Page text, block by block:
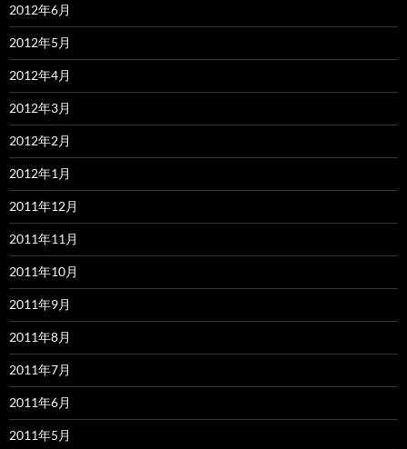
2012年6月
2012年5月
2012年4月
2012年3月
2012年2月
2012年1月
2011年12月
2011年11月
2011年10月
2011年9月
2011年8月
2011年7月
2011年6月
2011年5月